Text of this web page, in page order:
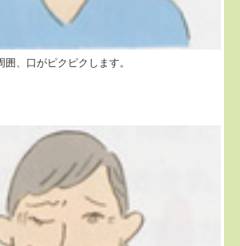
、口がピクピクします。